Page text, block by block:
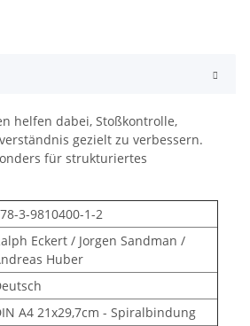
helfen dabei, Stoßkontrolle,
gezielt zu verbessern.
für strukturiertes
3-9810400-1-2
Eckert / Jorgen Sandman /
Huber
A4 21x29,7cm - Spiralbindung